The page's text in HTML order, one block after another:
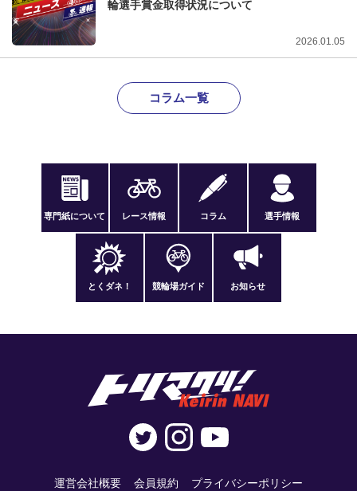
輪選手賞金取得状況について
2026.01.05
コラム一覧
専門紙について レース情報 コラム 選手情報
とくダネ！ 競輪場ガイド お知らせ
運営会社概要 会員規約 プライバシーポリシー